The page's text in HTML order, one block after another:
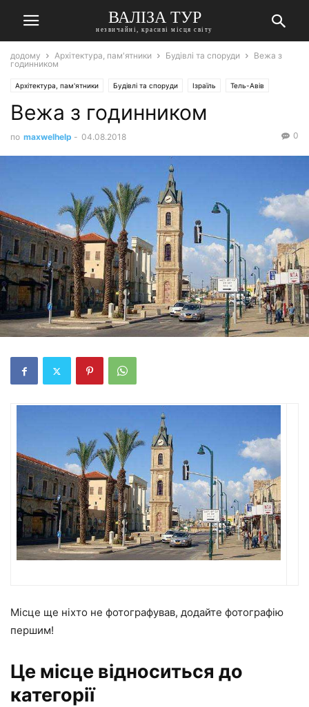
ВАЛІЗА ТУР
незвичайні, красиві місця світу
додому Архітектура, пам'ятники Будівлі та споруди
Вежа з
годинником
Архітектура, пам'ятники Будівлі та споруди Ізраїль Тель-Авів
Вежа з годинником
по maxwelhelp - 04.08.2018 0
Місце ще ніхто не фотографував, додайте фотографію
першим!
Це місце відноситься до
категорії